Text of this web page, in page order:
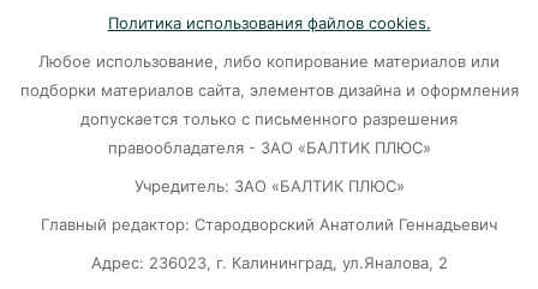
06-08-2026
Почти 38 км дорог отремонтировано в
Калининградской области
Переезд на Камской в Калининграде закроют
для проезда
Политика использования файлов cookies.
Любое использование, либо копирование материалов или
подборки материалов сайта, элементов дизайна и оформления
допускается только с письменного разрешения
правообладателя - ЗАО «БАЛТИК ПЛЮС»
Учредитель: ЗАО «БАЛТИК ПЛЮС»
Главный редактор: Стародворский Анатолий Геннадьевич
Адрес: 236023, г. Калининград, ул.Яналова, 2